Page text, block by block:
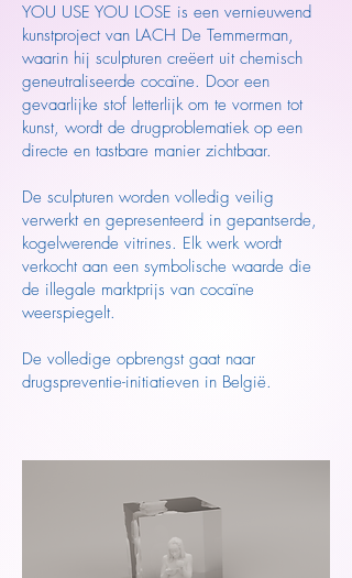
YOU USE YOU LOSE is een vernieuwend
kunstproject van LACH De Temmerman,
waarin hij sculpturen creëert uit chemisch
geneutraliseerde cocaïne. Door een
gevaarlijke stof letterlijk om te vormen tot
kunst, wordt de drugproblematiek op een
directe en tastbare manier zichtbaar.
De sculpturen worden volledig veilig
verwerkt en gepresenteerd in gepantserde,
kogelwerende vitrines. Elk werk wordt
verkocht aan een symbolische waarde die
de illegale marktprijs van cocaïne
weerspiegelt.
De volledige opbrengst gaat naar
drugspreventie-initiatieven in België.